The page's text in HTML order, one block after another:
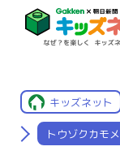
キッズネット
トウゾクカモメ